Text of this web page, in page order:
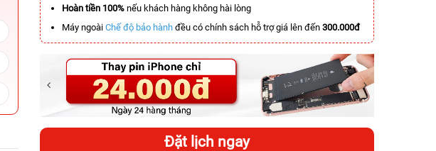
Hoàn tiền 100% nếu khách hàng không hài lòng
Máy ngoài Chế độ bảo hành đều có chính sách hỗ trợ giá lên đến 300.000đ
Đặt lịch ngay